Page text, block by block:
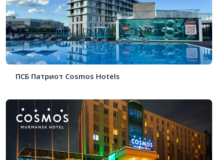
ПСБ Патриот Cosmos Hotels